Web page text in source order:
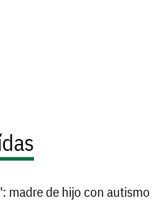
madre de hijo con autismo